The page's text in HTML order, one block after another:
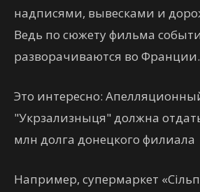
надписями, вывесками и
Ведь по сюжету фильма
разворачиваются во Франции.
Это интересно:
"Укрзализныця" должна
млн долга донецкого филиала
Например, супермаркет